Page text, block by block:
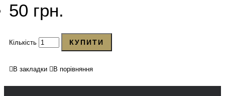
50 грн.
Кількість КУПИТИ
В закладки В порівняння